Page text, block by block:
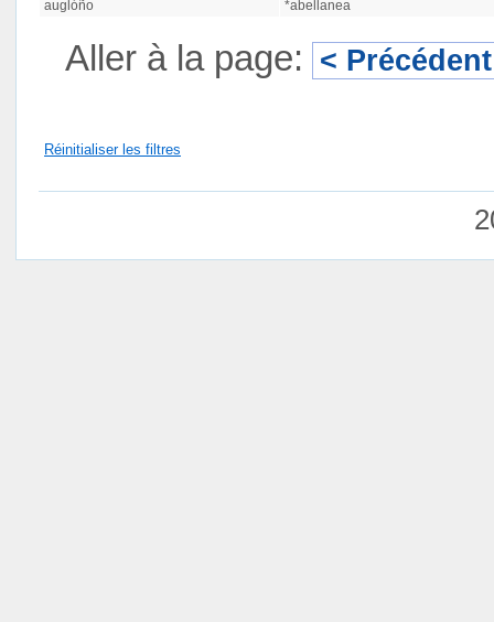
auglóño
*abellanea
Aller à la page: < Précédent
Réinitialiser les filtres